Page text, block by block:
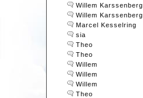
Willem Karssenberg
Willem Karssenberg
Marcel Kesselring
sia
Theo
Theo
Willem
Willem
Willem
Theo